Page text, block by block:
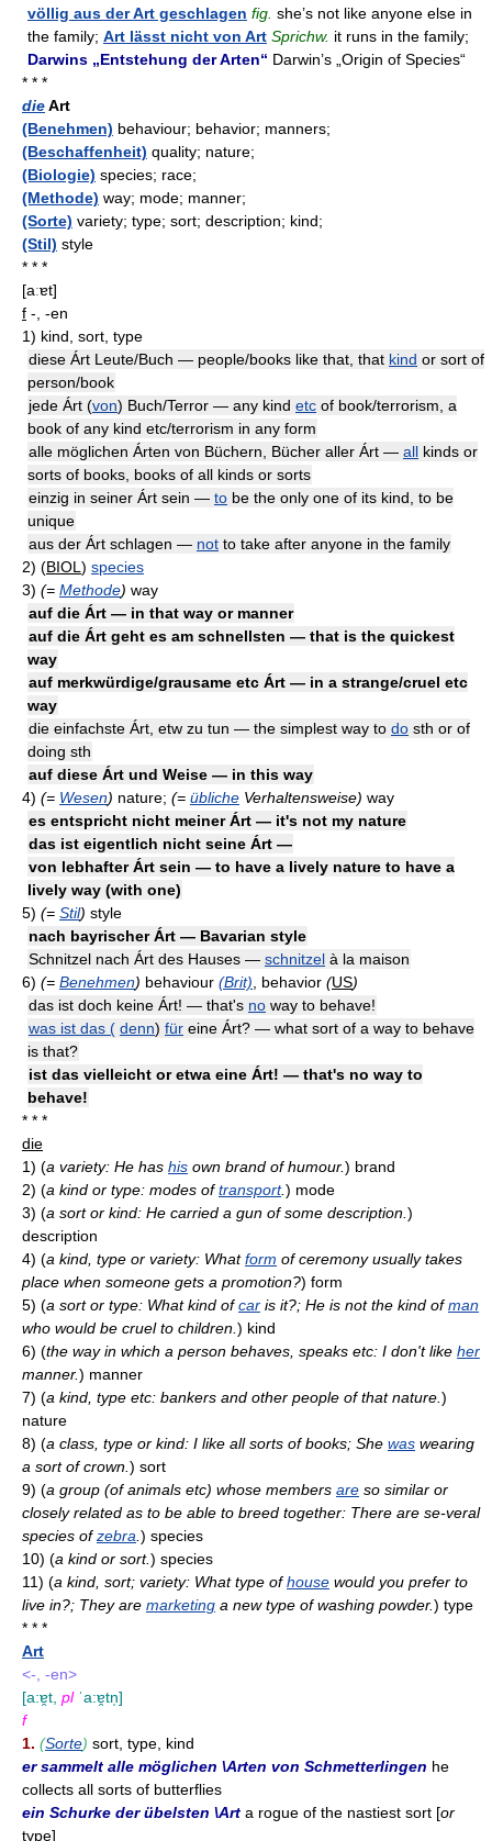
völlig aus der Art geschlagen fig. she’s not like anyone else in
the family; Art lässt nicht von Art Sprichw. it runs in the family;
Darwins „Entstehung der Arten“ Darwin’s „Origin of Species“
* * *
dieArt
(Benehmen) behaviour; behavior; manners;
(Beschaffenheit) quality; nature;
(Biologie) species; race;
(Methode) way; mode; manner;
(Sorte) variety; type; sort; description; kind;
(Stil) style
* * *
[aːɐt]
f -, -en
1) kind, sort, type
diese Árt Leute/Buch — people/books like that, that kind or sort of
person/book
jede Árt (von) Buch/Terror — any kind etc of book/terrorism, a
book of any kind etc/terrorism in any form
alle möglichen Árten von Büchern, Bücher aller Árt — all kinds or
sorts of books, books of all kinds or sorts
einzig in seiner Árt sein — to be the only one of its kind, to be
unique
aus der Árt schlagen — not to take after anyone in the family
2) (BIOL ) species
3) (= Methode) way
auf die Árt — in that way or manner
auf die Árt geht es am schnellsten — that is the quickest
way
auf merkwürdige/grausame etc Árt — in a strange/cruel etc
way
die einfachste Árt, etw zu tun — the simplest way to do sth or of
doing sth
auf diese Árt und Weise — in this way
4) (= Wesen) nature; (= übliche Verhaltensweise) way
es entspricht nicht meiner Árt — it's not my nature
das ist eigentlich nicht seine Árt —
von lebhafter Árt sein — to have a lively nature to have a
lively way (with one)
5) (= Stil) style
nach bayrischer Árt — Bavarian style
Schnitzel nach Árt des Hauses — schnitzel à la maison
6) (= Benehmen) behaviour (Brit) , behavior (US)
das ist doch keine Árt! — that's no way to behave!
was ist das ( denn) für eine Árt? — what sort of a way to behave
is that?
ist das vielleicht or etwa eine Árt! — that's no way to
behave!
* * *
die
1) (a variety: He has his own brand of humour.) brand
2) (a kind or type: modes oftransport.) mode
3) (a sort or kind: He carried a gun of some description. )
description
4) (a kind, type or variety: Whatform of ceremony usually takes
place when someone gets a promotion?) form
5) (a sort or type: What kind ofcar is it?; He is not the kind ofman
who would be cruel to children. ) kind
6) (the way in which a person behaves, speaks etc: I don't like her
manner.) manner
7) (a kind, type etc: bankers and other people of that nature. )
nature
8) (a class, type or kind: I like all sorts of books; She was wearing
a sort of crown. ) sort
9) (a group (of animals etc) whose members are so similar or
closely related as to be able to breed together: There are se-veral
species ofzebra ) species
10) (a kind or sort.) species
11) (a kind, sort; variety: What type ofhouse would you prefer to
live in?; They are marketing a new type of washing powder.) type
* * *
Art
<-, -en>
[a:ɐ̯t, pl ˈa:ɐ̯tn̩]
f
1. (Sorte) sort, type, kind
er sammelt alle möglichen \Arten von Schmetterlingen he
collects all sorts of butterflies
ein Schurke der übelsten \Art a rogue of the nastiest sort [or
type]